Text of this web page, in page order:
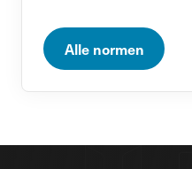
Alle normen